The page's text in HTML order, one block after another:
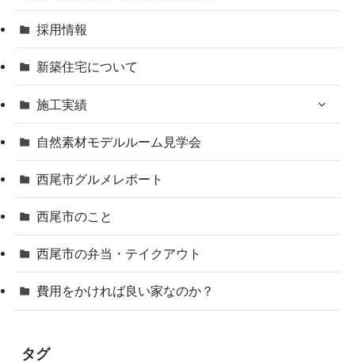
採用情報
新築住宅について
施工実績
自然素材モデルルーム見学会
西尾市グルメレポート
西尾市のこと
西尾市の弁当・テイクアウト
費用をかければ良い家なのか？
タグ